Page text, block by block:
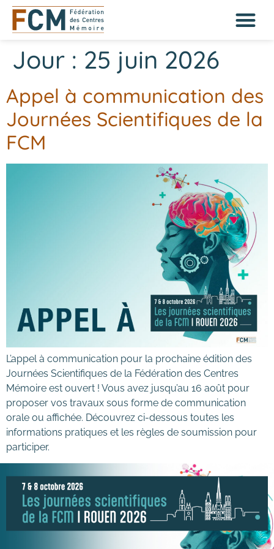
Jour : 25 juin 2026
Appel à communication des
Journées Scientifiques de la
FCM
L’appel à communication pour la prochaine édition des
Journées Scientifiques de la Fédération des Centres
Mémoire est ouvert ! Vous avez jusqu’au 16 août pour
proposer vos travaux sous forme de communication
orale ou affichée. Découvrez ci-dessous toutes les
informations pratiques et les règles de soumission pour
participer.